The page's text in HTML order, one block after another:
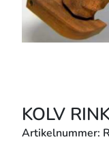
KOLV
Artikelnummer: